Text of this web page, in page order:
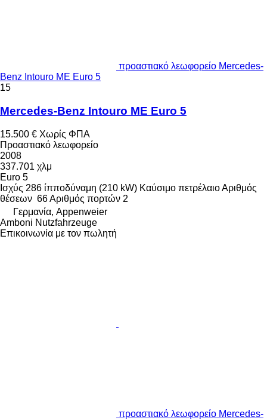
προαστιακό λεωφορείο Mercedes-
Benz Intouro ME Euro 5
15
Mercedes-Benz Intouro ME Euro 5
15.500 € Χωρίς ΦΠΑ
Προαστιακό λεωφορείο
2008
337.701 χλμ
Euro 5
Ισχύς 286 ίπποδύναμη (210 kW) Καύσιμο πετρέλαιοΑριθμός
θέσεων 66Αριθμός πορτών 2
Γερμανία, Appenweier
Amboni Nutzfahrzeuge
Επικοινωνία με τον πωλητή
προαστιακό λεωφορείο Mercedes-